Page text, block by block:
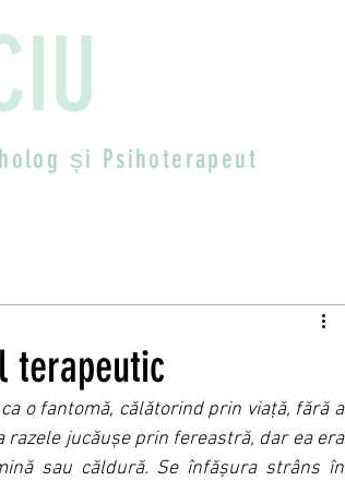
și Psihoterapeut
terapeutic
o fantomă, călătorind prin viață, fără a
jucăușe prin fereastră, dar ea era
sau căldură. Se înfășura strâns în